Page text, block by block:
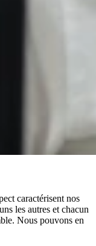
caractérisent nos
les autres et chacun
Nous pouvons en